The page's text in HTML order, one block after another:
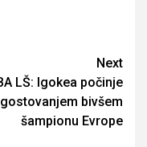
Next
LŠ: Igokea počinje
gostovanjem bivšem
šampionu Evrope